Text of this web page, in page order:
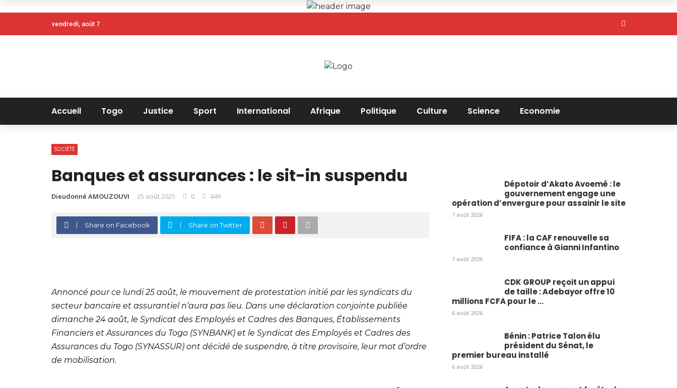
vendredi, août 7
Accueil Togo Justice Sport International Afrique Politique Culture Science Economie
SOCIÉTÉ
Banques et assurances : le sit-in suspendu
Dieudonné AMOUZOUVI 25 août 2025 0 449
Share on Facebook Share on Twitter
Annoncé pour ce lundi 25 août, le mouvement de protestation initié par les syndicats du
secteur bancaire et assurantiel n’aura pas lieu. Dans une déclaration conjointe publiée
dimanche 24 août, le Syndicat des Employés et Cadres des Banques, Établissements
Financiers et Assurances du Togo (SYNBANK) et le Syndicat des Employés et Cadres des
Assurances du Togo (SYNASSUR) ont décidé de suspendre, à titre provisoire, leur mot d’ordre
de mobilisation.
Dépotoir d’Akato Avoemé : le
gouvernement engage une
opération d’envergure pour assainir le site
7 août 2026
FIFA : la CAF renouvelle sa
confiance à Gianni Infantino
7 août 2026
CDK GROUP reçoit un appui
de taille : Adebayor offre 10
millions FCFA pour le ...
6 août 2026
Bénin : Patrice Talon élu
président du Sénat, le
premier bureau installé
6 août 2026